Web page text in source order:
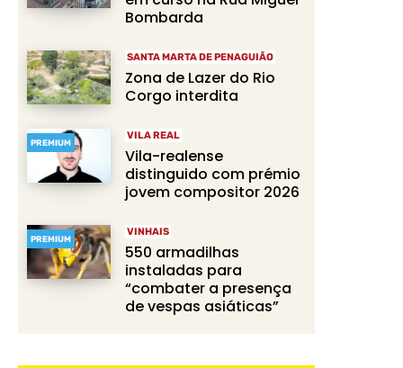
Bombarda
SANTA MARTA DE PENAGUIÃO
Zona de Lazer do Rio
Corgo interdita
PREMIUM
VILA REAL
Vila-realense
distinguido com prémio
jovem compositor 2026
PREMIUM
VINHAIS
550 armadilhas
instaladas para
“combater a presença
de vespas asiáticas”